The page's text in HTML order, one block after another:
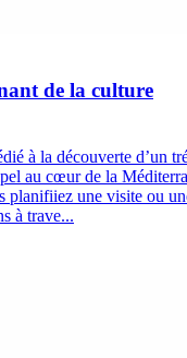
de la culture
à la découverte d’un
au cœur de la
planifiiez une visite ou
à trave...